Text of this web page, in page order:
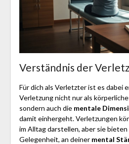
Verständnis der
Für dich als Verletzter ist es dabei
Verletzung nicht nur als
sondern auch die mentale
damit einhergeht. Verletzungen
im Alltag darstellen, aber sie bieten
Gelegenheit, an deiner mental